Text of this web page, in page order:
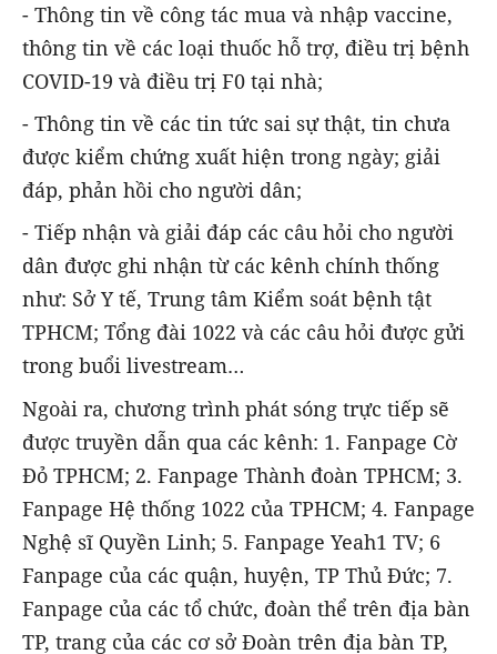
- Thông tin về công tác mua và nhập vaccine,
thông tin về các loại thuốc hỗ trợ, điều trị bệnh
COVID-19 và điều trị F0 tại nhà;
- Thông tin về các tin tức sai sự thật, tin chưa
được kiểm chứng xuất hiện trong ngày; giải
đáp, phản hồi cho người dân;
- Tiếp nhận và giải đáp các câu hỏi cho người
dân được ghi nhận từ các kênh chính thống
như: Sở Y tế, Trung tâm Kiểm soát bệnh tật
TPHCM; Tổng đài 1022 và các câu hỏi được gửi
trong buổi livestream…
Ngoài ra, chương trình phát sóng trực tiếp sẽ
được truyền dẫn qua các kênh: 1. Fanpage Cờ
Đỏ TPHCM; 2. Fanpage Thành đoàn TPHCM; 3.
Fanpage Hệ thống 1022 của TPHCM; 4. Fanpage
Nghệ sĩ Quyền Linh; 5. Fanpage Yeah1 TV; 6
Fanpage của các quận, huyện, TP Thủ Đức; 7.
Fanpage của các tổ chức, đoàn thể trên địa bàn
TP, trang của các cơ sở Đoàn trên địa bàn TP,